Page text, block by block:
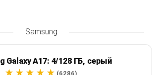
Samsung
Galaxy A17: 4/128 ГБ, серый
(6286)